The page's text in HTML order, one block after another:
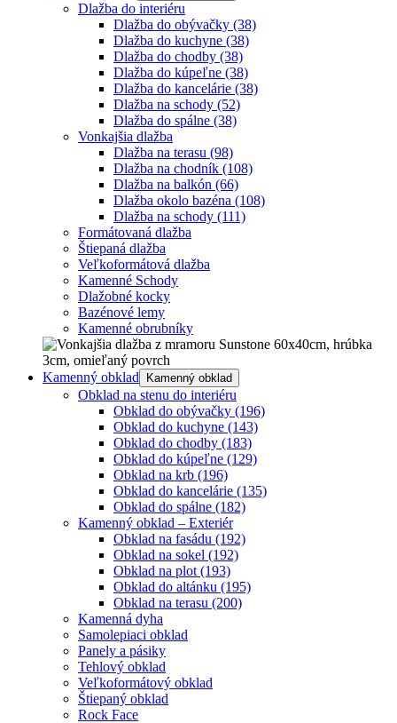
Dlažba do interiéru
Dlažba do obývačky (38)
Dlažba do kuchyne (38)
Dlažba do chodby (38)
Dlažba do kúpeľne (38)
Dlažba do kancelárie (38)
Dlažba na schody (52)
Dlažba do spálne (38)
Vonkajšia dlažba
Dlažba na terasu (98)
Dlažba na chodník (108)
Dlažba na balkón (66)
Dlažba okolo bazéna (108)
Dlažba na schody (111)
Formátovaná dlažba
Štiepaná dlažba
Veľkoformátová dlažba
Kamenné Schody
Dlažobné kocky
Bazénové lemy
Kamenné obrubníky
Kamenný obklad Kamenný obklad
Obklad na stenu do interiéru
Obklad do obývačky (196)
Obklad do kuchyne (143)
Obklad do chodby (183)
Obklad do kúpeľne (129)
Obklad na krb (196)
Obklad do kancelárie (135)
Obklad do spálne (182)
Kamenný obklad – Exteriér
Obklad na fasádu (192)
Obklad na sokel (192)
Obklad na plot (193)
Obklad do altánku (195)
Obklad na terasu (200)
Kamenná dyha
Samolepiaci obklad
Panely a pásiky
Tehlový obklad
Veľkoformátový obklad
Štiepaný obklad
Rock Face